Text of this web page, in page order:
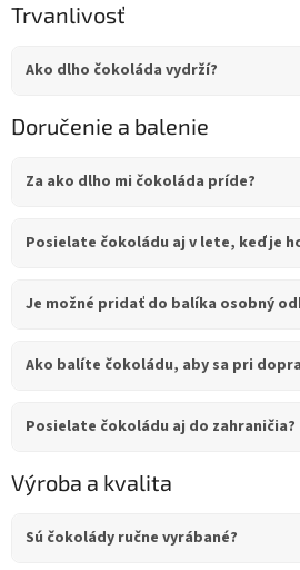
Trvanlivosť
Ako dlho čokoláda vydrží?
Doručenie a balenie
Za ako dlho mi čokoláda príde?
Posielate čokoládu aj v lete, keď je
Je možné pridať do balíka osobný
Ako balíte čokoládu, aby sa pri
Posielate čokoládu aj do zahraničia?
Výroba a kvalita
Sú čokolády ručne vyrábané?